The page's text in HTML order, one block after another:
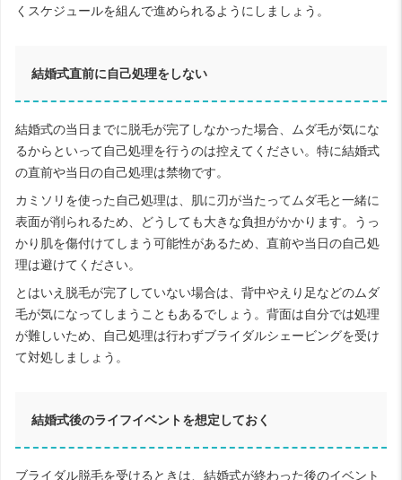
くスケジュールを組んで進められるようにしましょう。
結婚式直前に自己処理をしない
結婚式の当日までに脱毛が完了しなかった場合、ムダ毛が気にな
るからといって自己処理を行うのは控えてください。特に結婚式
の直前や当日の自己処理は禁物です。
カミソリを使った自己処理は、肌に刃が当たってムダ毛と一緒に
表面が削られるため、どうしても大きな負担がかかります。うっ
かり肌を傷付けてしまう可能性があるため、直前や当日の自己処
理は避けてください。
とはいえ脱毛が完了していない場合は、背中やえり足などのムダ
毛が気になってしまうこともあるでしょう。背面は自分では処理
が難しいため、自己処理は行わずブライダルシェービングを受け
て対処しましょう。
結婚式後のライフイベントを想定しておく
ブライダル脱毛を受けるときは、結婚式が終わった後のイベント